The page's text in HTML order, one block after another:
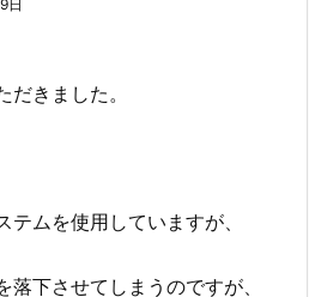
日
きました。
テムを使用していますが、
下させてしまうのですが、